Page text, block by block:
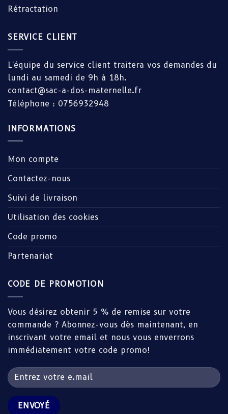
Rétractation
SERVICE CLIENT
L'équipe du service client traitera vos demandes du
lundi au samedi de 9h à 18h.
contact@sac-a-dos-maternelle.fr
Téléphone : 0756932948
INFORMATIONS
Mon compte
Contactez-nous
Suivi de livraison
Utilisation des cookies
Code promo
Partenariat
CODE DE PROMOTION
Vous désirez obtenir 5 % de remise sur votre
commande ? Abonnez-vous dès maintenant, en
inscrivant votre email et nous vous enverrons
immédiatement votre code promo!